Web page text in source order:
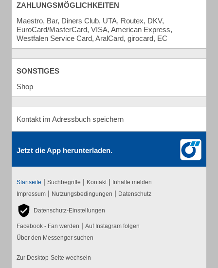
ZAHLUNGSMÖGLICHKEITEN
Maestro, Bar, Diners Club, UTA, Routex, DKV,
EuroCard/MasterCard, VISA, American Express,
Westfalen Service Card, AralCard, girocard, EC
SONSTIGES
Shop
Kontakt im Adressbuch speichern
Jetzt die App herunterladen.
Startseite | Suchbegriffe | Kontakt | Inhalte melden
Impressum | Nutzungsbedingungen | Datenschutz
Datenschutz-Einstellungen
Facebook - Fan werden | Auf Instagram folgen
Über den Messenger suchen
Zur Desktop-Seite wechseln